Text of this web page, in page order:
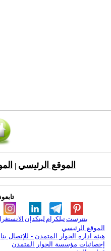
الموقع الرئيسي
لينكدإن تيلكرامبنترست
الموقع الرئيسي
هيئة ادارة الحوار المتمدن - للإتصال بنا
إحصائيات مؤسسة الحوار المتمدن